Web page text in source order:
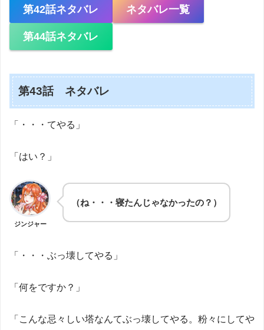
第42話ネタバレ ネタバレ一覧
第44話ネタバレ
第43話 ネタバレ
「・・・てやる」
「はい？」
ジンジャー
（ね・・・寝たんじゃなかったの？）
「・・・ぶっ壊してやる」
「何をですか？」
「こんな忌々しい塔なんてぶっ壊してやる。粉々にしてや